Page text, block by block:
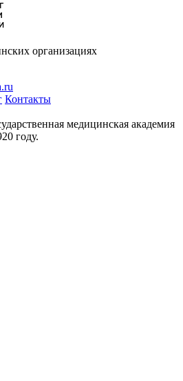
организациях
Контакты
медицинская академия
году.